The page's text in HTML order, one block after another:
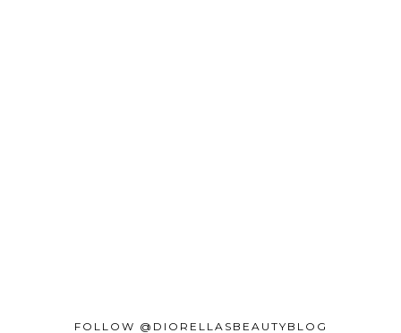
FOLLOW @DIORELLASBEAUTYBLOG